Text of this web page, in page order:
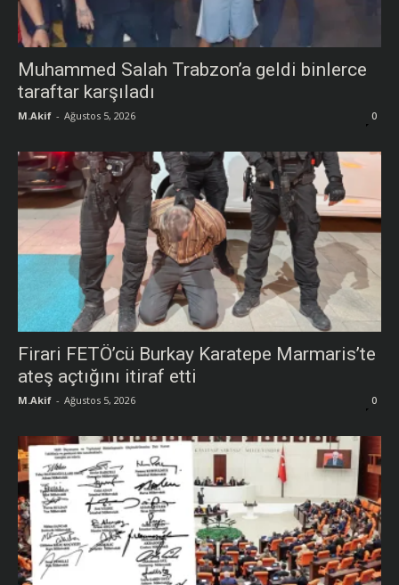
Muhammed Salah Trabzon’a geldi binlerce
taraftar karşıladı
M.Akif - Ağustos 5, 2026 0
Firari FETÖ’cü Burkay Karatepe Marmaris’te
ateş açtığını itiraf etti
M.Akif - Ağustos 5, 2026 0